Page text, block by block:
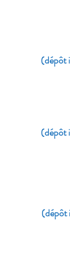
(dépôt
(dépôt